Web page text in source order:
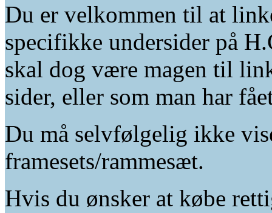
Du er velkommen til at
specifikke undersider på
skal dog være magen til
sider, eller som man har
Du må selvfølgelig ikke
framesets/rammesæt.
Hvis du ønsker at købe